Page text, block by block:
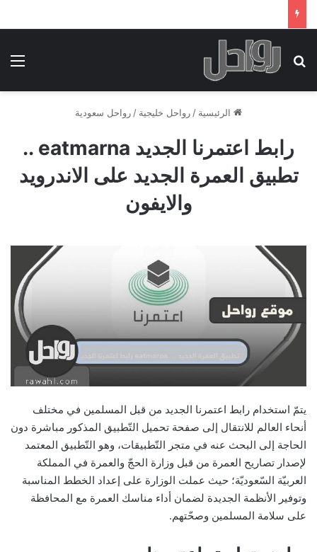
بحث عن
الرئيسية / رواحل خليجية / رواحل سعودية
رابط اعتمرنا الجديد eatmarna ..
تطبيق العمرة الجديد على الاندرويد
والايفون
يتمّ استخدام رابط اعتمرنا الجديد من قبل المسلمين في مختلف
أنحاء العالم للانتقال إلى صفحة تحميل التّطبيق المذكور مباشرة دون
الحاجة إلى البحث عنه في متجر التّطبيقات، وهو التّطبيق المعتمد
لإصدار تصاريح العمرة من قبل وزارة الحجّ والعمرة في المملكة
العربيّة السّعوديّة؛ حيث عملت الوزارة على إعداد الخطط المناسبة
وتوفير الأنظمة الجديدة لضمان أداء مناسك العمرة مع المحافظة
على سلامة المسلمين وصحّتهم.